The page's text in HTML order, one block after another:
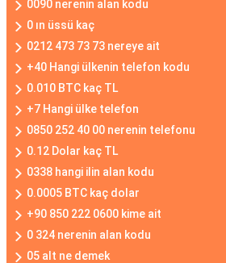
0090 nerenin alan kodu
0 ın üssü kaç
0212 473 73 73 nereye ait
+40 Hangi ülkenin telefon kodu
0.010 BTC kaç TL
+7 Hangi ülke telefon
0850 252 40 00 nerenin telefonu
0.12 Dolar kaç TL
0338 hangi ilin alan kodu
0.0005 BTC kaç dolar
+90 850 222 0600 kime ait
0 324 nerenin alan kodu
05 alt ne demek